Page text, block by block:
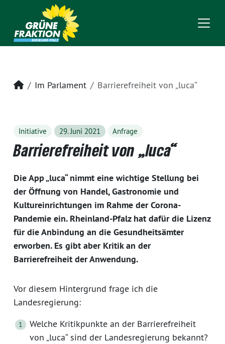
Startseite
Im Parlament Barrierefreiheit von „luca“
Initiative 29. Juni 2021 Anfrage
Barrierefreiheit von „luca“
Die App „luca“ nimmt eine wichtige Stellung bei
der Öffnung von Handel, Gastronomie und
Kultureinrichtungen im Rahme der Corona-
Pandemie ein. Rheinland-Pfalz hat dafür die Lizenz
für die Anbindung an die Gesundheitsämter
erworben. Es gibt aber Kritik an der
Barrierefreiheit der Anwendung.
Vor diesem Hintergrund frage ich die
Landesregierung:
Welche Kritikpunkte an der Barrierefreiheit
von „luca“ sind der Landesregierung bekannt?